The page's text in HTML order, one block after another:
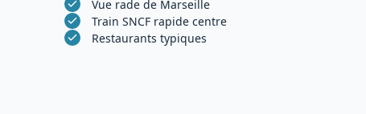
Vue rade de Marseille
Train SNCF rapide centre
Restaurants typiques